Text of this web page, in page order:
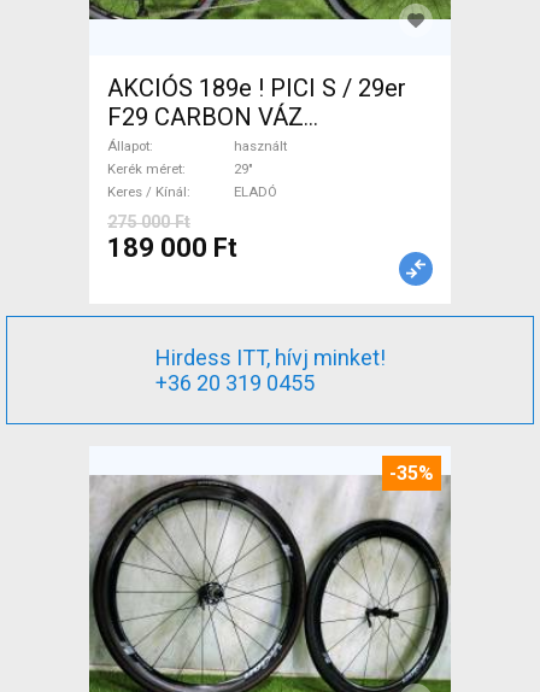
AKCIÓS 189e ! PICI S / 29er
F29 CARBON VÁZ
CANNONDALE F29 CARBON
Mountain Bike Alkatrész,
MTB Váz, Merev / Fully 29"
használt ELADÓ
Állapot
használt
Kerék méret
29"
Keres / Kínál
ELADÓ
275 000 Ft
189 000 Ft
Hirdess ITT, hívj minket!
+36 20 319 0455
-35%